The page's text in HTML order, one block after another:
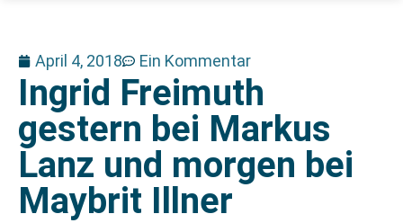
April 4, 2018 Ein Kommentar
Ingrid Freimuth
gestern bei Markus
Lanz und morgen bei
Maybrit Illner